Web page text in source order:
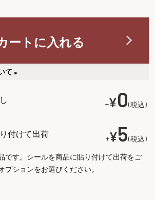
ートに入れる
て
+¥0 税込
付けて出荷 +¥5 税込
です。シールを商品に貼り付けて出荷をご
プションをお選びください。